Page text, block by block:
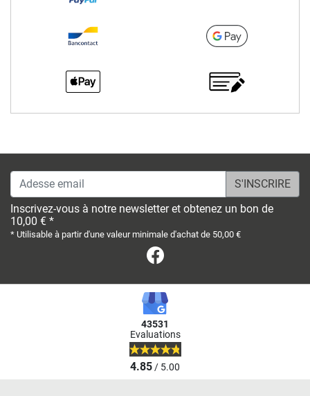
Adesse email
Inscrivez-vous à notre newsletter et obtenez un bon de
10,00 € *
* Utilisable à partir d'une valeur minimale d'achat de 50,00 €
43531
Evaluations
4.85/ 5.00